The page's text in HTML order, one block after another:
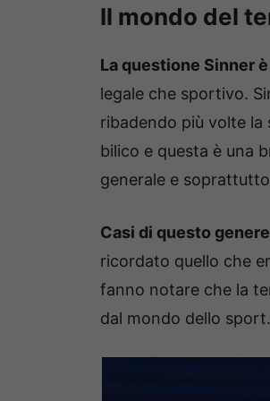
Il mondo del
La questione Sinner è
legale che sportivo.
ribadendo più volte la
bilico e questa è una
generale e soprattutto
Casi di questo
ricordato quello che
fanno notare che la
dal mondo dello sport.